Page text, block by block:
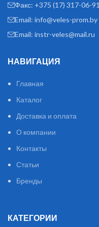
Факс: +375 (17) 317-06-91
Email: info@veles-prom.by
Email: instr-veles@mail.ru
НАВИГАЦИЯ
Главная
Каталог
Доставка и оплата
О компании
Контакты
Статьи
Бренды
КАТЕГОРИИ